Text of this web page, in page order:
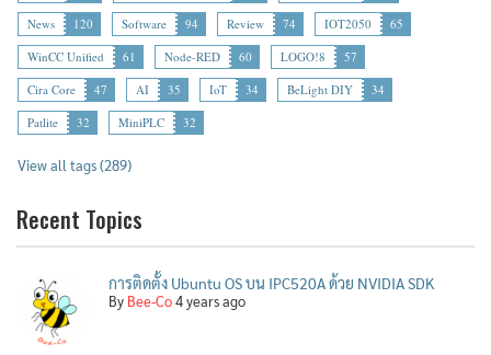
News
120 Software 94 Review 74 IOT2050
65
WinCC Unified
61 Node-RED 60 LOGO!8
57
Cira Core
47 AI 35 IoT 34 BeLight DIY
34
Patlite
32 MiniPLC 32
View all tags (289)
Recent Topics
การติดตั้ง Ubuntu OS บน IPC520A ด้วย NVIDIA SDK
By Bee-Co4 years ago